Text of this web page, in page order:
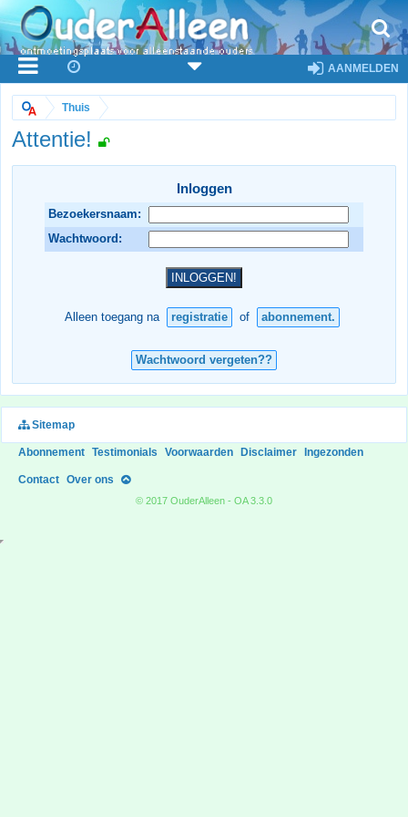
AANMELDEN
Thuis
Attentie!
Inloggen
Bezoekersnaam:
Wachtwoord:
Alleen toegang na registratie of abonnement.
Wachtwoord vergeten??
Sitemap
Abonnement Testimonials Voorwaarden Disclaimer Ingezonden
Contact Over ons
© 2017 OuderAlleen - OA 3.3.0